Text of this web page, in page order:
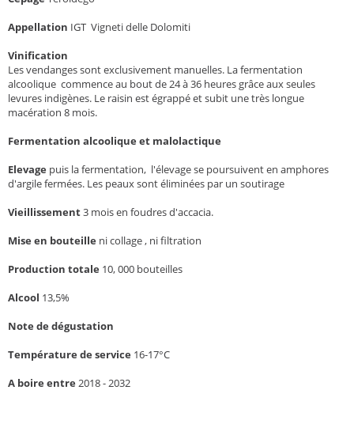
Appellation IGT Vigneti delle Dolomiti
Vinification
Les vendanges sont exclusivement manuelles. La fermentation
alcoolique commence au bout de 24 à 36 heures grâce aux seules
levures indigènes. Le raisin est égrappé et subit une très longue
macération 8 mois.
Fermentation alcoolique et malolactique
Elevage puis la fermentation, l'élevage se poursuivent en amphores
d'argile fermées. Les peaux sont éliminées par un soutirage
Vieillissement3 mois en foudres d'accacia.
Mise en bouteille ni collage , ni filtration
Production totale 10, 000 bouteilles
Alcool 13,5%
Note de dégustation
Température de service 16-17°C
A boire entre 2018 - 2032